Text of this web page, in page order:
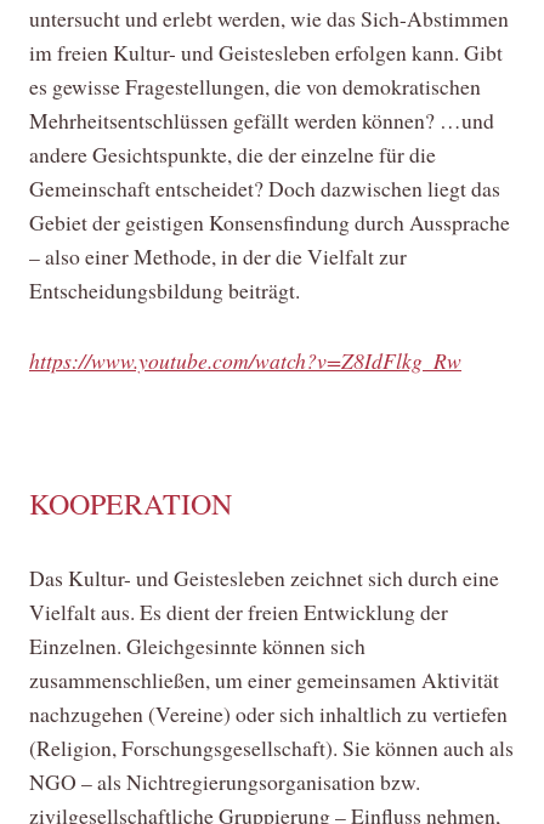
untersucht und erlebt werden, wie das Sich-Abstimmen
im freien Kultur- und Geistesleben erfolgen kann. Gibt
es gewisse Fragestellungen, die von demokratischen
Mehrheitsentschlüssen gefällt werden können? …und
andere Gesichtspunkte, die der einzelne für die
Gemeinschaft entscheidet? Doch dazwischen liegt das
Gebiet der geistigen Konsensfindung durch Aussprache
– also einer Methode, in der die Vielfalt zur
Entscheidungsbildung beiträgt.
https://www.youtube.com/watch?v=Z8IdFlkg_Rw
KOOPERATION
Das Kultur- und Geistesleben zeichnet sich durch eine
Vielfalt aus. Es dient der freien Entwicklung der
Einzelnen. Gleichgesinnte können sich
zusammenschließen, um einer gemeinsamen Aktivität
nachzugehen (Vereine) oder sich inhaltlich zu vertiefen
(Religion, Forschungsgesellschaft). Sie können auch als
NGO – als Nichtregierungsorganisation bzw.
zivilgesellschaftliche Gruppierung – Einfluss nehmen,